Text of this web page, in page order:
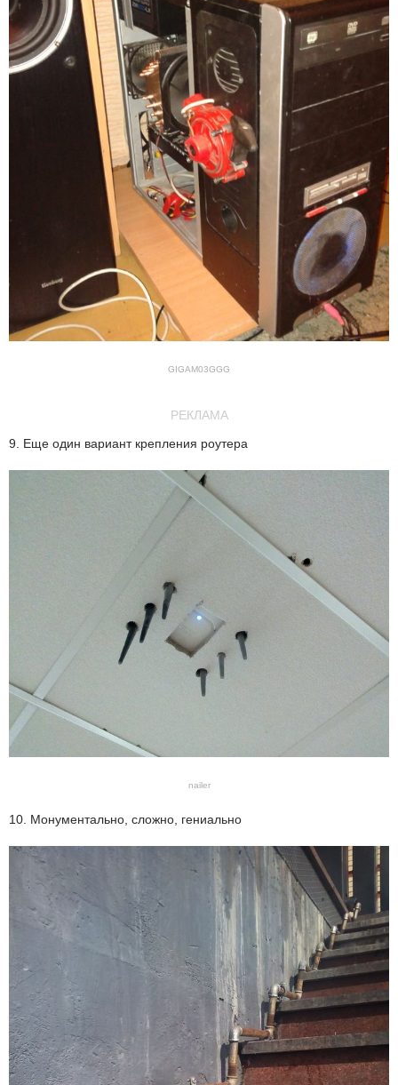
GIGAM03GGG
РЕКЛАМА
9. Еще один вариант крепления роутера
nailer
10. Монументально, сложно, гениально